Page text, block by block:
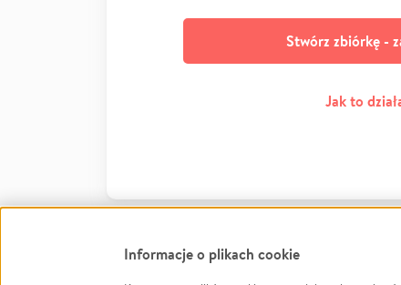
Stwórz zbiórkę -
Jak to
Informacje o plikach cookie